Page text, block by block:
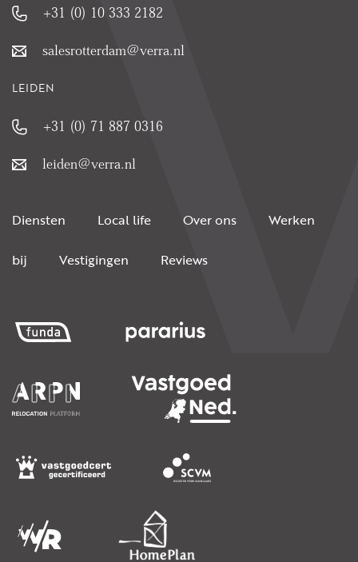
+31 (0) 10 333 2182
salesrotterdam@verra.nl
LEIDEN
+31 (0) 71 887 0316
leiden@verra.nl
Diensten Local life Over ons Werken
bij Vestigingen Reviews